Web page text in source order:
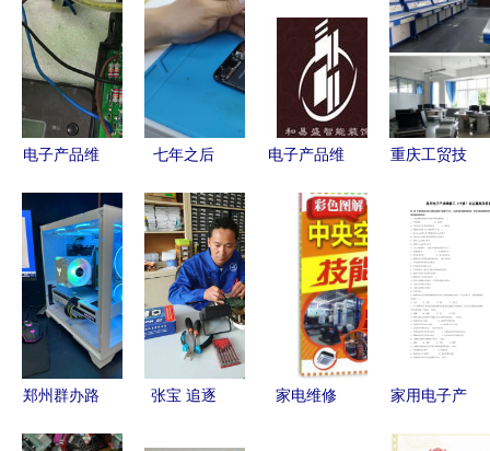
何重塑电子
产品维修生
态
代生活的技
术工匠
与维修服务
结（一）
电子产品维
修安装篇
电子产品维
攻略 从入
门到精通的
实用指南
七年之后
味的电池更
换手记
电子产品维
业服务让智
能生活更安
心
重庆工贸技
庆工贸高级
技工学校）
概况及电子
产品维修安
装专业解析
郑州群办路
张宝 追逐
家电维修
家用电子产